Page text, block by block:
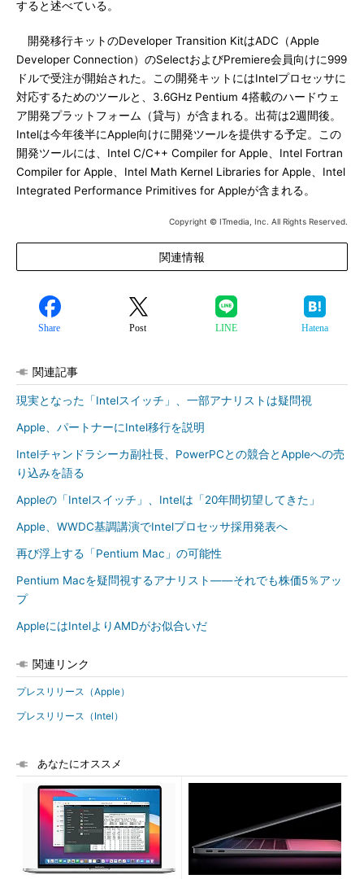
すると述べている。
開発移行キットのDeveloper Transition KitはADC（Apple
Developer Connection）のSelectおよびPremiere会員向けに999
ドルで受注が開始された。この開発キットにはIntelプロセッサに
対応するためのツールと、3.6GHz Pentium 4搭載のハードウェ
ア開発プラットフォーム（貸与）が含まれる。出荷は2週間後。
Intelは今年後半にApple向けに開発ツールを提供する予定。この
開発ツールには、Intel C/C++ Compiler for Apple、Intel Fortran
Compiler for Apple、Intel Math Kernel Libraries for Apple、Intel
Integrated Performance Primitives for Appleが含まれる。
Copyright © ITmedia, Inc. All Rights Reserved.
関連情報
Share Post LINE Hatena
関連記事
現実となった「Intelスイッチ」、一部アナリストは疑問視
Apple、パートナーにIntel移行を説明
Intelチャンドラシーカ副社長、PowerPCとの競合とAppleへの売
り込みを語る
Appleの「Intelスイッチ」、Intelは「20年間切望してきた」
Apple、WWDC基調講演でIntelプロセッサ採用発表へ
再び浮上する「Pentium Mac」の可能性
Pentium Macを疑問視するアナリスト――それでも株価5％アッ
プ
AppleにはIntelよりAMDがお似合いだ
関連リンク
プレスリリース（Apple）
プレスリリース（Intel）
あなたにオススメ